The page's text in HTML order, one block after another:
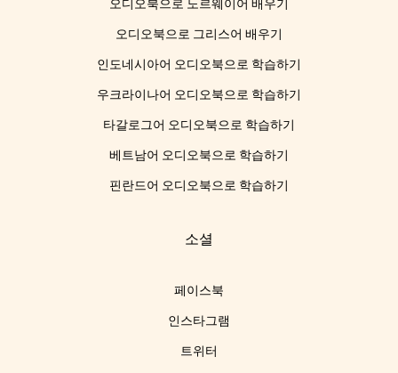
오디오북으로 노르웨이어 배우기
오디오북으로 그리스어 배우기
인도네시아어 오디오북으로 학습하기
우크라이나어 오디오북으로 학습하기
타갈로그어 오디오북으로 학습하기
베트남어 오디오북으로 학습하기
핀란드어 오디오북으로 학습하기
소셜
페이스북
인스타그램
트위터